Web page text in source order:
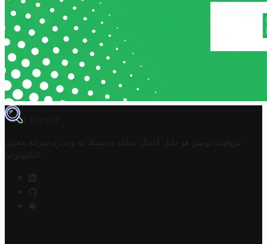
TROVIT
تروفيت تونس هو دليل أعمال تملكه وتحتفظ به وتديره
شركة مخزن
التكنولوجيا